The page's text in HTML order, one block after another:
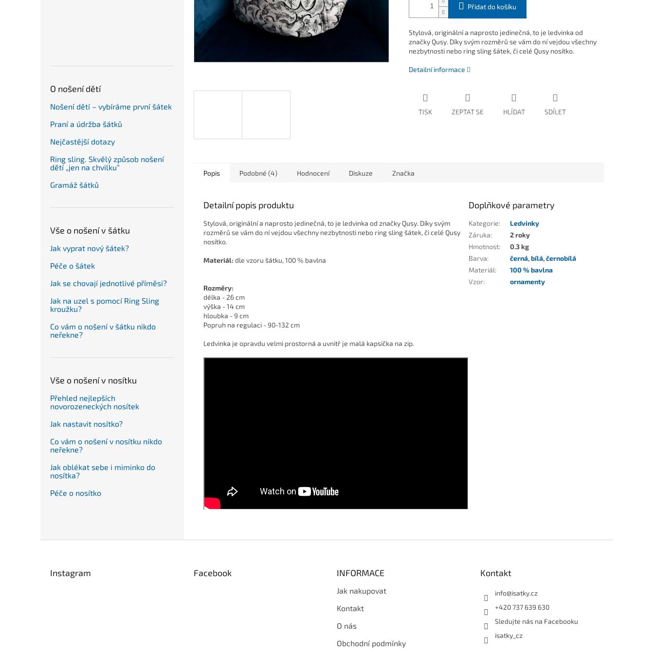
O nošení dětí
Nošení dětí – vybíráme první šátek
Praní a údržba šátků
Nejčastější dotazy
Ring sling. Skvělý způsob nošení
dětí „jen na chvilku“
Gramáž šátků
Vše o nošení v šátku
Jak vyprat nový šátek?
Péče o šátek
Jak se chovají jednotlivé příměsi?
Jak na uzel s pomocí Ring Sling
kroužku?
Co vám o nošení v šátku nikdo
neřekne?
Vše o nošení v nosítku
Přehled nejlepších
novorozeneckých nosítek
Jak nastavit nosítko?
Co vám o nošení v nosítku nikdo
neřekne?
Jak oblékat sebe i miminko do
nosítka?
Péče o nosítko
Přidat do košíku
Stylová, originální a naprosto jedinečná, to je ledvinka od
značky Qusy. Díky svým rozměrů se vám do ní vejdou všechny
nezbytnosti nebo ring sling šátek, či celé Qusy nosítko.
Detailní informace
TISK ZEPTAT SE HLÍDAT SDÍLET
Popis Podobné (4) Hodnocení Diskuze Značka
Detailní popis produktu
Stylová, originální a naprosto jedinečná, to je ledvinka od značky Qusy. Díky svým
rozměrů se vám do ní vejdou všechny nezbytnosti nebo ring sling šátek, či celé Qusy
nosítko.
Materiál: dle vzoru šátku, 100 % bavlna
Rozměry:
délka - 26 cm
výška - 14 cm
hloubka - 9 cm
Popruh na regulaci - 90-132 cm
Ledvinka je opravdu velmi prostorná a uvnitř je malá kapsička na zip.
Doplňkové parametry
Kategorie:
Ledvinky
Záruka:
2 roky
Hmotnost:
0.3 kg
Barva: černá,bílá,černobílá
Materiál:
100 % bavlna
Vzor: ornamenty
Instagram Facebook INFORMACE
Jak nakupovat
Kontakt
O nás
Obchodní podmínky
Kontakt
info@isatky.cz
+420 737 639 630
Sledujte nás na Facebooku
isatky_cz